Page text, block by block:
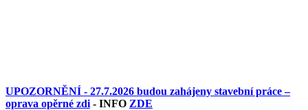
UPOZORNĚNÍ - 27.7.2026 budou zahájeny stavební práce –
oprava opěrné zdi - INFO ZDE